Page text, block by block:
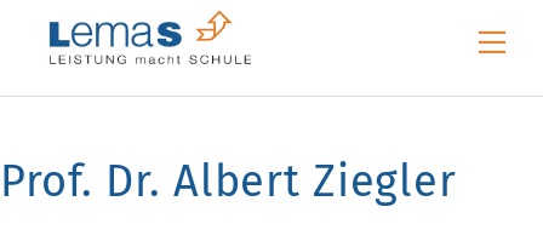
Prof. Dr. Albert Ziegler